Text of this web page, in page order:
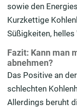
sowie den
Kurzkettige
Süßigkeiten,
Fazit: Kann man
abnehmen?
Das Positive an
schlechten
Allerdings beruht